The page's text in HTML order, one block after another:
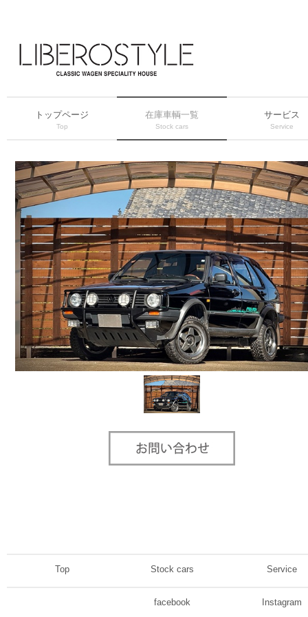
トップページ
Top
在庫車輌一覧
Stock cars
サービス
Service
Top Stock cars Service
facebook Instagram